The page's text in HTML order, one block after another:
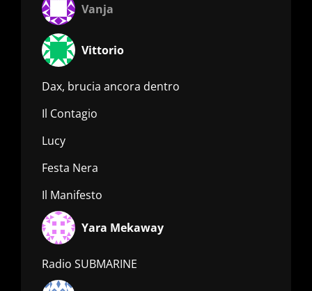
Vanja
Vittorio
Dax, brucia ancora dentro
Il Contagio
Lucy
Festa Nera
Il Manifesto
Yara Mekaway
Radio SUBMARINE